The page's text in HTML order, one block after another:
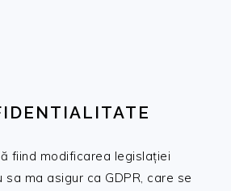
fiind modificarea legislației
sa ma asigur ca GDPR, care se